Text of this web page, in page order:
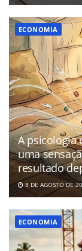
ECONOMIA
A psicologia
uma
resultado
8 DE AGOSTO DE
ECONOMIA